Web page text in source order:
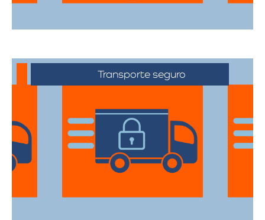
Transporte seguro
Los vehículos están equipados con
tecnología avanzada para asegurar que
cada artículo llegue en perfecto estado a
su destino.